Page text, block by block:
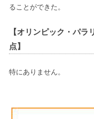
ることができた。
【オリンピック・パ
点】
特にありません。